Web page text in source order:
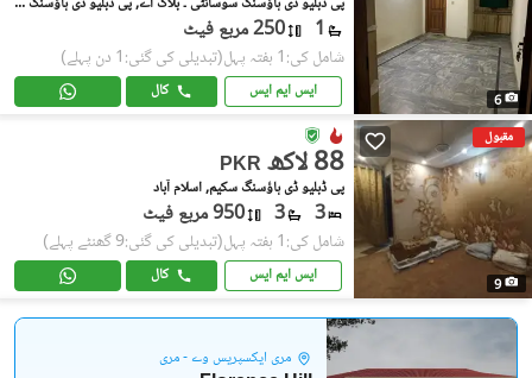
6
1 250 مربع فیٹ
شامل کی:1 ہفتہ پہل (تبدیلی کی گئی:1 دن پہلے)
ایس ایم ایس کال
مقبول
9
PKR 88 لاکھ
پی ڈبلیو ڈی ہاؤسنگ سکیم, اسلام آباد
3
3 950 مربع فیٹ
شامل کی:1 ہفتہ پہل (تبدیلی کی گئی:9 گھنٹے پہلے)
ایس ایم ایس کال
مری ایکسپریس وے - مری